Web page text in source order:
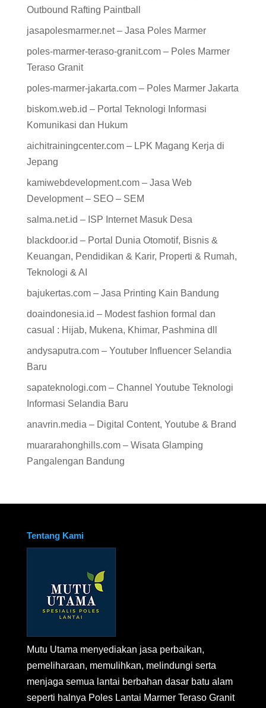
Outbound Rafting Paintball
jasapolesmarmer.net – Jasa Poles Marmer
poles-marmer-teraso-granit.com – Poles Marmer
Teraso Granit
poles-marmer-jakarta.com – Poles Marmer Jakarta
biskom.web.id – Portal Teknologi Informasi
Komunikasi dan Hukum
aichitrainingcenter.com – LPK Magang Kerja di
Jepang
kamiwebdevelopment.com – Jasa Web
Development – SEO – SEM
salma.net.id – ISP Internet Masuk Desa
blackdoor.id – Portal Dunia Otomotif, Bisnis &
Keuangan, Pendidikan & Karir, Properti & Rumah,
Teknologi & AI
bajukertas.com – Jasa Printing Kain Bandung
doaindonesia.id – Modest fashion formal dan
casual : Hijab, Mukena, Khimar, Pashmina dll
andysaputra.com – Youtuber Influencer Selandia
Baru
sapateknologi.com – Channel Youtube Teknologi
Informasi Selandia Baru
anavrin.media – Digital Content, Youtube & Brand
muararahonghills.com – Wisata Glamping
Pangalengan Bandung
Tentang Kami
Mutu Utama menyediakan jasa perbaikan,
pemeliharaan, memulihkan, melindungi serta
menjaga semua lantai berbahan dasar batu alam
seperti halnya Poles Lantai Marmer Teraso Granit